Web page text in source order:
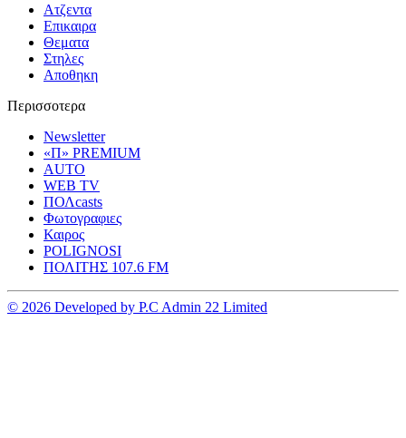
Ατζεντα
Επικαιρα
Θεματα
Στηλες
Αποθηκη
Περισσοτερα
Newsletter
«Π» PREMIUM
AUTO
WEB TV
ΠΟΛcasts
Φωτογραφιες
Καιρος
POLIGNOSI
ΠΟΛΙΤΗΣ 107.6 FM
© 2026 Developed by P.C Admin 22 Limited